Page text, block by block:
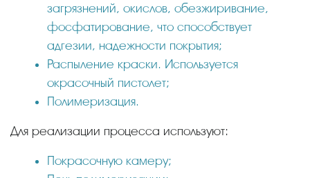
загрязнений, окислов, обезжиривание,
фосфатирование, что способствует
адгезии, надежности покрытия;
Распыление краски. Используется
окрасочный пистолет;
Полимеризация.
Для реализации процесса используют:
Покрасочную камеру;